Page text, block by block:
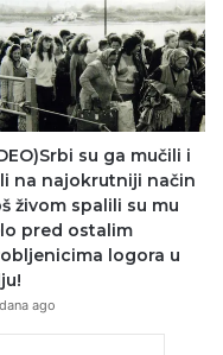
su ga mučili i
na najokrutniji način
živom spalili su mu
pred ostalim
logora u
ago